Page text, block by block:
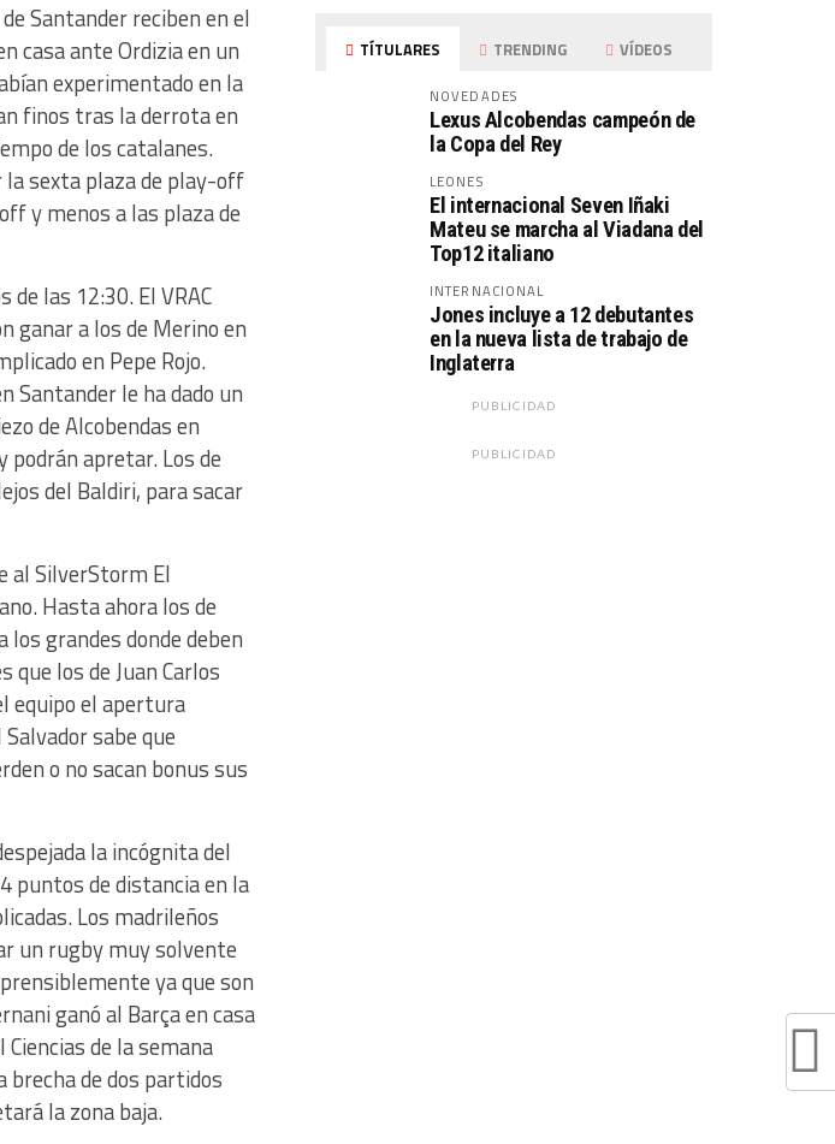
Santander reciben en el
casa ante Ordizia en un
experimentado en la
finos tras la derrota en
de los catalanes.
sexta plaza de play-off
y menos a las plaza de
las 12:30. El VRAC
ganar a los de Merino en
en Pepe Rojo.
Santander le ha dado un
de Alcobendas en
podrán apretar. Los de
del Baldiri, para sacar
al SilverStorm El
Hasta ahora los de
grandes donde deben
los de Juan Carlos
equipo el apertura
sabe que
o no sacan bonus sus
la incógnita del
puntos de distancia en la
Los madrileños
un rugby muy solvente
ya que son
ganó al Barça en casa
de la semana
brecha de dos partidos
la zona baja.
TÍTULARES TRENDING VÍDEOS
NOVEDADES
Lexus Alcobendas campeón de
la Copa del Rey
LEONES
El internacional Seven Iñaki
Mateu se marcha al Viadana del
Top12 italiano
INTERNACIONAL
Jones incluye a 12 debutantes
en la nueva lista de trabajo de
Inglaterra
PUBLICIDAD
PUBLICIDAD